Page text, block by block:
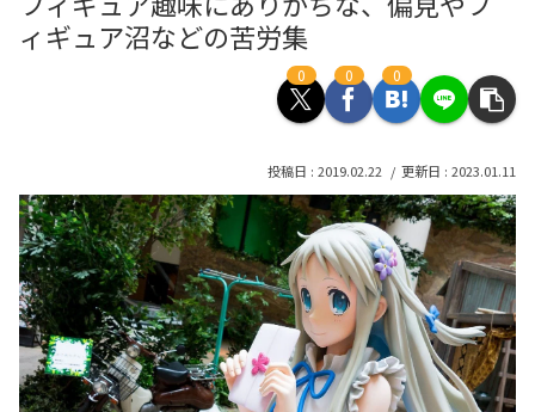
ィギュア沼などの苦労集
0 0 0
2019.02.22 2023.01.11